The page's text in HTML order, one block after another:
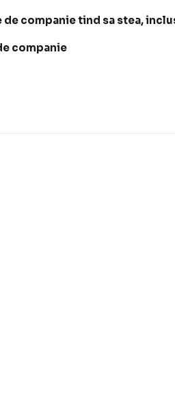
de companie tind sa stea,
companie